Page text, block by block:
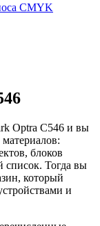
CMYK
Optra C546 и вы
блоков
список. Тогда вы
который
и